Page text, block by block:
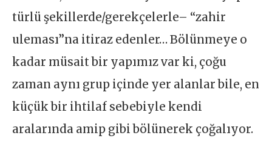
türlü şekillerde/gerekçelerle– “zahir
uleması”na itiraz edenler… Bölünmeye o
kadar müsait bir yapımız var ki, çoğu
zaman aynı grup içinde yer alanlar bile, en
küçük bir ihtilaf sebebiyle kendi
aralarında amip gibi bölünerek çoğalıyor.